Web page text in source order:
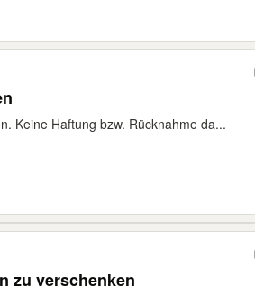
Keine Haftung bzw. Rücknahme da...
zu verschenken